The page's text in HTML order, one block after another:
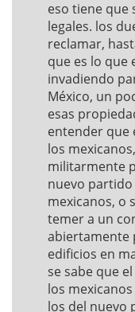
eso tiene que
legales. los
reclamar,
que es lo que
invadiendo
México, un
esas
entender que
los
militarmente
nuevo
mexicanos, o
temer a un
abiertamente
edificios en
se sabe que
los
los del nuevo